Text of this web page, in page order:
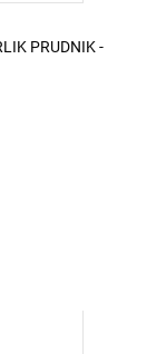
PRUDNIK -